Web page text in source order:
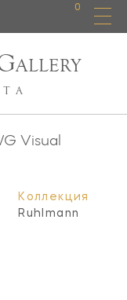
0
ALLERY
Visual
Коллекция
Ruhlmann